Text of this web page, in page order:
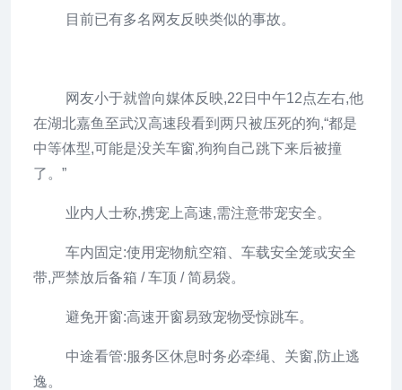
目前已有多名网友反映类似的事故。
网友小于就曾向媒体反映,22日中午12点左右,他
在湖北嘉鱼至武汉高速段看到两只被压死的狗,“都是
中等体型,可能是没关车窗,狗狗自己跳下来后被撞
了。”
业内人士称,携宠上高速,需注意带宠安全。
车内固定:使用宠物航空箱、车载安全笼或安全
带,严禁放后备箱 / 车顶 / 简易袋。
避免开窗:高速开窗易致宠物受惊跳车。
中途看管:服务区休息时务必牵绳、关窗,防止逃
逸。